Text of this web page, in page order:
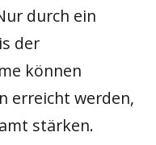
durch ein
der
können
erreicht werden,
stärken.